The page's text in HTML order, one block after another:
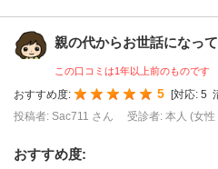
親の代からお世話になっ
この口コミは1年以上前のものです
おすすめ度: 5 対応: 5
投稿者: Sac711 さん
受診者: 本人 (女
おすすめ度: